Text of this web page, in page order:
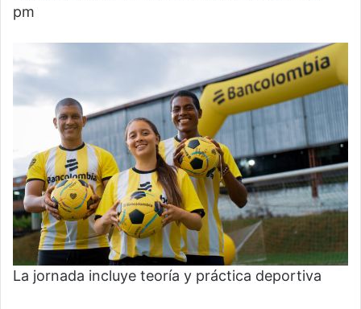
pm
La jornada incluye teoría y práctica deportiva